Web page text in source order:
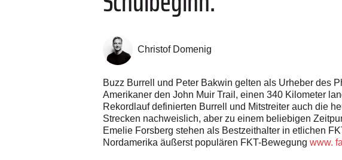
Christof Domenig
Buzz Burrell und Peter Bakwin gelten als Urheber des
Amerikaner den John Muir Trail, einen 340 Kilometer
Rekordlauf definierten Burrell und Mitstreiter auch die
Strecken nachweislich, aber zu einem beliebigen
Emelie Forsberg stehen als Bestzeithalter in etlichen
Nordamerika äußerst populären FKT-Bewegung www.